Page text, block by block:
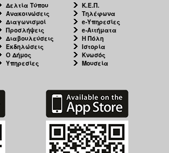
Δελτία Τύπου
Ανακοινώσεις
Διαγωνισμοί
Προσλήψεις
Διαβουλεύσεις
Εκδηλώσεις
Ο Δήμος
Υπηρεσίες
Κ.Ε.Π.
Τηλέφωνα
e-Υπηρεσίες
e-Αιτήματα
Η Πόλη
Ιστορία
Κνωσός
Μουσεία